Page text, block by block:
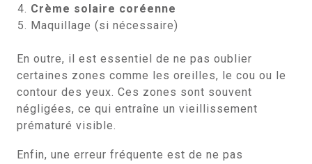
Crème solaire coréenne
Maquillage (si nécessaire)
En outre, il est essentiel de ne pas oublier
certaines zones comme les oreilles, le cou ou le
contour des yeux. Ces zones sont souvent
négligées, ce qui entraîne un vieillissement
prématuré visible.
Enfin, une erreur fréquente est de ne pas